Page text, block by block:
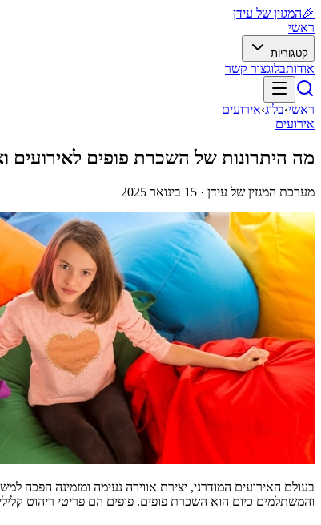
🎉המגזין של עידן
ראשי
קטגוריות
אודותבלוגצור קשר
ראשי›בלוג›אירועים
אירועים
מה היתרונות של השכרת פופים לאירועים
מערכת המגזין של עידן · 15 בינואר 2025
בעולם האירועים המודרני, יצירת אווירה נעימה ומזמינה הפכה
והמשתלמים כיום הוא השכרת פופים. פופים הם פריטי ריהוט